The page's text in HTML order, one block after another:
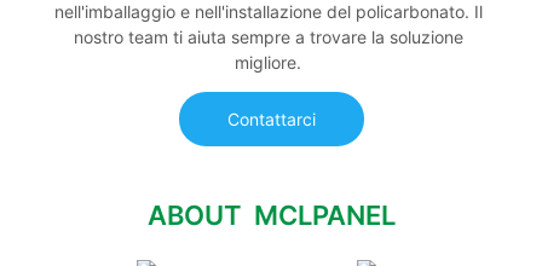
nell'imballaggio e nell'installazione del policarbonato. Il
nostro team ti aiuta sempre a trovare la soluzione
migliore.
Contattarci
ABOUT MCLPANEL